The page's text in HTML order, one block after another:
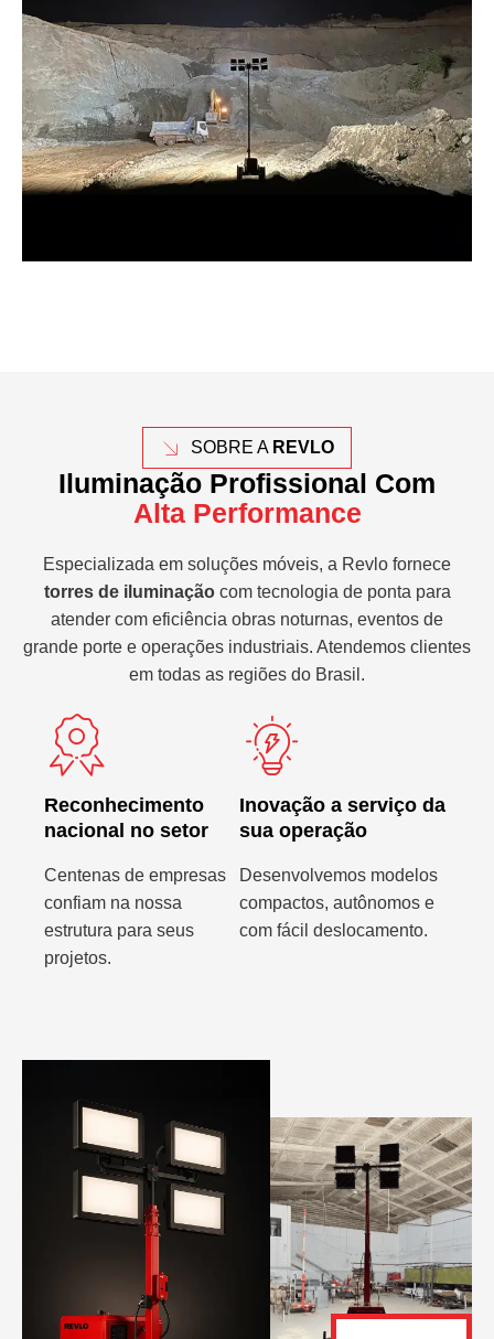
SOBRE A REVLO
Iluminação Profissional Com
Alta Performance
Especializada em soluções móveis, a Revlo fornece
torres de iluminaçãocom tecnologia de ponta para
atender com eficiência obras noturnas, eventos de
grande porte e operações industriais. Atendemos clientes
em todas as regiões do Brasil.
Reconhecimento
nacional no setor
Centenas de empresas
confiam na nossa
estrutura para seus
projetos.
Inovação a serviço da
sua operação
Desenvolvemos modelos
compactos, autônomos e
com fácil deslocamento.